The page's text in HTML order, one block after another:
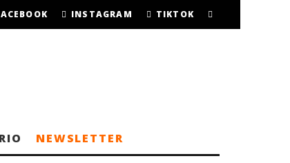
INSTAGRAM TIKTOK
NEWSLETTER